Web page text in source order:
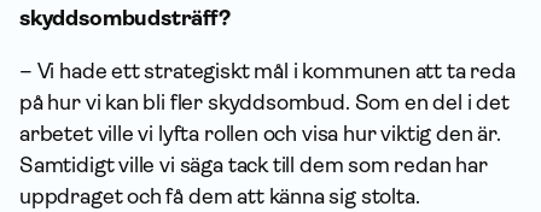
skyddsombudsträff?
– Vi hade ett strategiskt mål i kommunen att ta reda
på hur vi kan bli fler skydds­ombud. Som en del i det
arbetet ville vi lyfta rollen och visa hur viktig den är.
Samtidigt ville vi säga tack till dem som redan har
uppdraget och få dem att känna sig stolta.